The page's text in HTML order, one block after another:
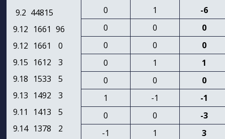
9.2 44815
9.12 1661 96
9.12 1661
0
9.15 1612
3
9.18 1533
5
9.13 1492
3
9.11
1413
5
9.14 1378
2
0
1
-6
0
0
0
0
0
0
0
1
1
0
0
0
1
-1
-1
0
0
-3
-1
1
3